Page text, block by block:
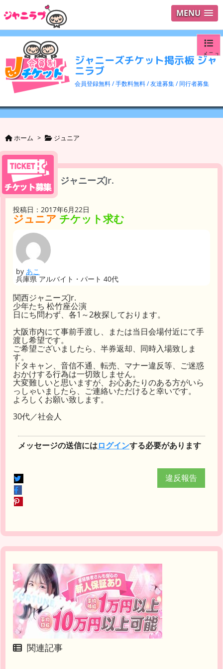
MENU
ジャニーズチケット掲示板 ジャ
ニラブ
会員登録無料 / 手数料無料 / 友達募集 / 同行者募集
メニュ
ログイ
ユーザ
ホーム > ジュニア
ジャニーズJr.
投稿日：2017年6月22日
ジュニア チケット求む
by あこ
兵庫県 アルバイト・パート 40代
関西ジャニーズJr.
少年たち 松竹座公演
日にち問わず、各1～2枚探しております。
大阪市内にて事前手渡し、または当日会場付近にて手
渡し希望です。
ご希望ございましたら、半券返却、同時入場致しま
す。
ドタキャン、音信不通、転売、マナー違反等、ご迷惑
おかけする行為は一切致しません。
大変難しいと思いますが、お心あたりのある方がいら
っしゃいましたら、ご連絡いただけると幸いです。
よろしくお願い致します。
30代／社会人
メッセージの送信にはログインする必要があります
違反報告
関連記事